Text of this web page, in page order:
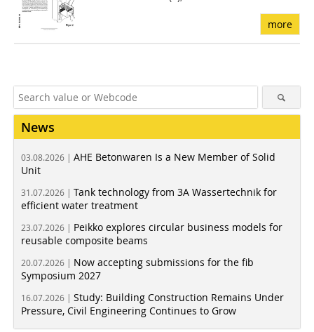
more
News
03.08.2026 | AHE Betonwaren Is a New Member of Solid
Unit
31.07.2026 | Tank technology from 3A Wassertechnik for
efficient water treatment
23.07.2026 | Peikko explores circular business models for
reusable composite beams
20.07.2026 | Now accepting submissions for the fib
Symposium 2027
16.07.2026 | Study: Building Construction Remains Under
Pressure, Civil Engineering Continues to Grow